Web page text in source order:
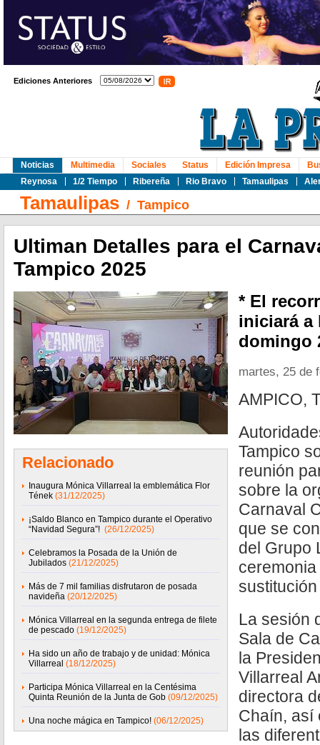
Ediciones Anteriores
Noticias
Reynosa
1/2 Tiempo Ribereña Rio Bravo Tamaulipas
Multimedia Sociales Status Edición Impresa
Tamaulipas / Tampico
Ultiman Detalles para el
Tampico 2025
Relacionado
Inaugura Mónica Villarreal la emblemática Flor
Tének (31/12/2025)
¡Saldo Blanco en Tampico durante el Operativo
“Navidad Segura”! (26/12/2025)
Celebramos la Posada de la Unión de
Jubilados (21/12/2025)
Más de 7 mil familias disfrutaron de posada
navideña (20/12/2025)
Mónica Villarreal en la segunda entrega de filete
de pescado (19/12/2025)
Ha sido un año de trabajo y de unidad: Mónica
Villarreal (18/12/2025)
Participa Mónica Villarreal en la Centésima
Quinta Reunión de la Junta de Gob (09/12/2025)
Una noche mágica en Tampico! (06/12/2025)
* El
iniciará a
domingo
martes, 25 de
AMPICO,
Tampico
reunión
sobre la
Carnaval
que se
del Grupo
La sesión
Sala de
la
Villarreal
directora
Chaín, así
las